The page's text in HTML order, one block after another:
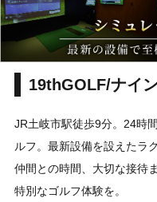
19thGOLF/ナイ
JR土岐市駅徒歩9分。24時
ルフ。最新設備を設えたラ
仲間との時間、大切な接待
特別なゴルフ体験を。